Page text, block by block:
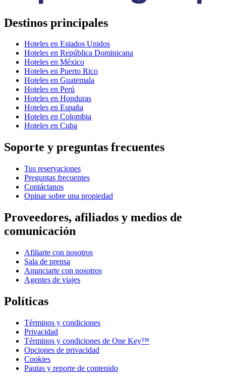
Destinos principales
Hoteles en Estados Unidos
Hoteles en República Dominicana
Hoteles en México
Hoteles en Puerto Rico
Hoteles en Guatemala
Hoteles en Perú
Hoteles en Honduras
Hoteles en España
Hoteles en Colombia
Hoteles en Cuba
Soporte y preguntas frecuentes
Tus reservaciones
Preguntas frecuentes
Contáctanos
Opinar sobre una propiedad
Proveedores, afiliados y medios de
comunicación
Afiliarte con nosotros
Sala de prensa
Anunciarte con nosotros
Agentes de viajes
Políticas
Términos y condiciones
Privacidad
Términos y condiciones de One Key™
Opciones de privacidad
Cookies
Pautas y reporte de contenido